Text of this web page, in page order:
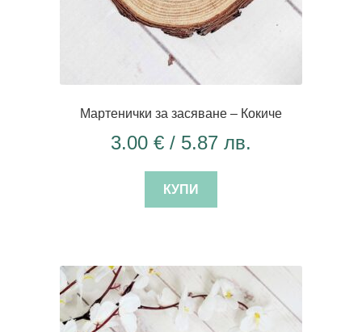
Мартенички за засяване – Кокиче
3.00 € / 5.87 лв.
КУПИ